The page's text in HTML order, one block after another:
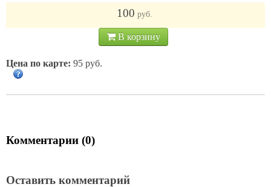
100 руб.
В корзину
Цена по карте: 95 руб.
Комментарии (0)
Оставить комментарий